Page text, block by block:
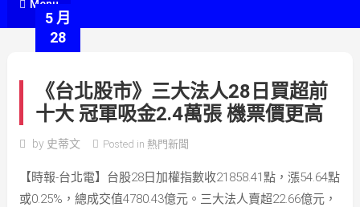
Menu
5 月
28
《台北股市》三大法人28日買超前
十大 冠軍吸金2.4萬張 機票價更高
by 史蒂文 Posted in 熱門新聞
【時報-台北電】台股28日加權指數收21858.41點，漲54.64點
或0.25%，總成交值4780.43億元。三大法人賣超22.66億元，